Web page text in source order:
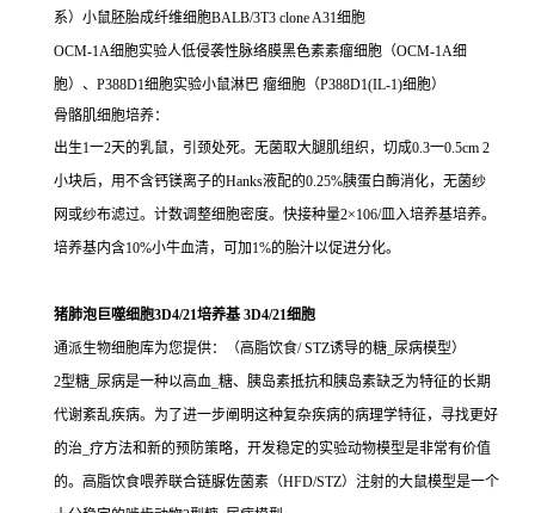
系）小鼠胚胎成纤维细胞BALB/3T3 clone A31细胞
OCM-1A细胞实验人低侵袭性脉络膜黑色素素瘤细胞（OCM-1A细
胞）、P388D1细胞实验小鼠淋巴 瘤细胞（P388D1(IL-1)细胞）
骨骼肌细胞培养：
出生1一2天的乳鼠，引颈处死。无菌取大腿肌组织，切成0.3一0.5cm 2
小块后，用不含钙镁离子的Hanks液配的0.25%胰蛋白酶消化，无菌纱
网或纱布滤过。计数调整细胞密度。快接种量2×106/皿入培养基培养。
培养基内含10%小牛血清，可加1%的胎汁以促进分化。
猪肺泡巨噬细胞3D4/21培养基 3D4/21细胞
通派生物细胞库为您提供：（高脂饮食/ STZ诱导的糖_尿病模型）
2型糖_尿病是一种以高血_糖、胰岛素抵抗和胰岛素缺乏为特征的长期
代谢紊乱疾病。为了进一步阐明这种复杂疾病的病理学特征，寻找更好
的治_疗方法和新的预防策略，开发稳定的实验动物模型是非常有价值
的。高脂饮食喂养联合链脲佐菌素（HFD/STZ）注射的大鼠模型是一个